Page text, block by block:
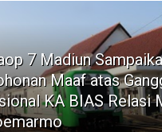
7 Madiun
Maaf atas
KA BIAS Relasi